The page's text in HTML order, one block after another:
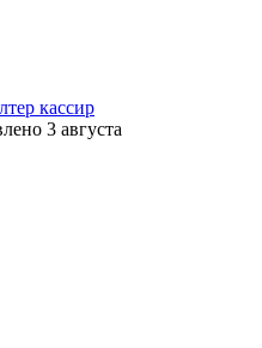
кассир
3 августа